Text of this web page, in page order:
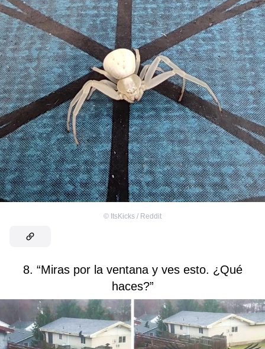
© ItsKicks / Reddit
8. “Miras por la ventana y ves esto. ¿Qué
haces?”